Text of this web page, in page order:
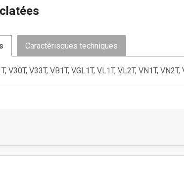
Caractérisques techniques
V30T, V33T, VB1T, VGL1T, VL1T, VL2T, VN1T,